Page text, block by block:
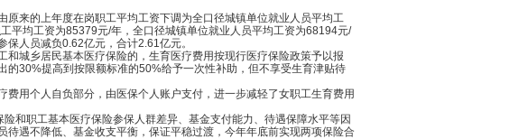
来的上年度在岗职工平均工资下调为全口径城镇单位就业人员平均工
平均工资为85379元/年，全口径城镇单位就业人员平均工资为68194元/
人员减负0.62亿元，合计2.61亿元。
城乡居民基本医疗保险的，生育医疗费用按现行医疗保险政策予以报
30%提高到按限额标准的50%给予一次性补助，但不享受生育津贴待
用个人自负部分，由医保个人账户支付，进一步减轻了女职工生育费用
职工基本医疗保险参保人群差异、基金支付能力、待遇保障水平等因
遇不降低、基金收支平衡，保证平稳过渡，今年年底前实现两项保险合